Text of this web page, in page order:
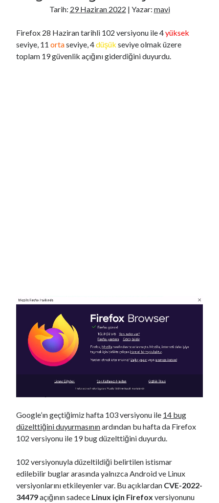
Antalya Büyükşehir Belediyesine yönelik soruşturmada 2 kişi gözaltına
Cinayeti trafik kazası gibi göstermeye çalıştı, deliller ele verdi
Yarın 6 yeni film vizyona girecek
Soykırımcı BenGvir'den, Filistinli esirlerin kıyafetlerine ve Kur'anı
YouTube Kanalımdan Önerilen Video
00:00
Kategoriler
Tarih: 29 Haziran 2022 | Yazar: mavi
Firefox 28 Haziran tarihli 102 versiyonu ile 4yüksek
seviye, 11ortaseviye, 4düşük seviye olmak üzere
toplam 19 güvenlik açığını giderdiğini duyurdu.
Google’ın geçtiğimiz hafta 103 versiyonu ile 14 bug
düzelttiğini duyurmasınınardından bu hafta da Firefox
102 versiyonu ile 19 bug düzelttiğini duyurdu.
102 versiyonuyla düzeltildiği belirtilen istismar
edilebilir buglar arasında yalnızca Android ve Linux
versiyonlarını etkileyenler var. Bu açıklardan CVE-2022-
34479açığının sadece Linux için Firefox versiyonunu